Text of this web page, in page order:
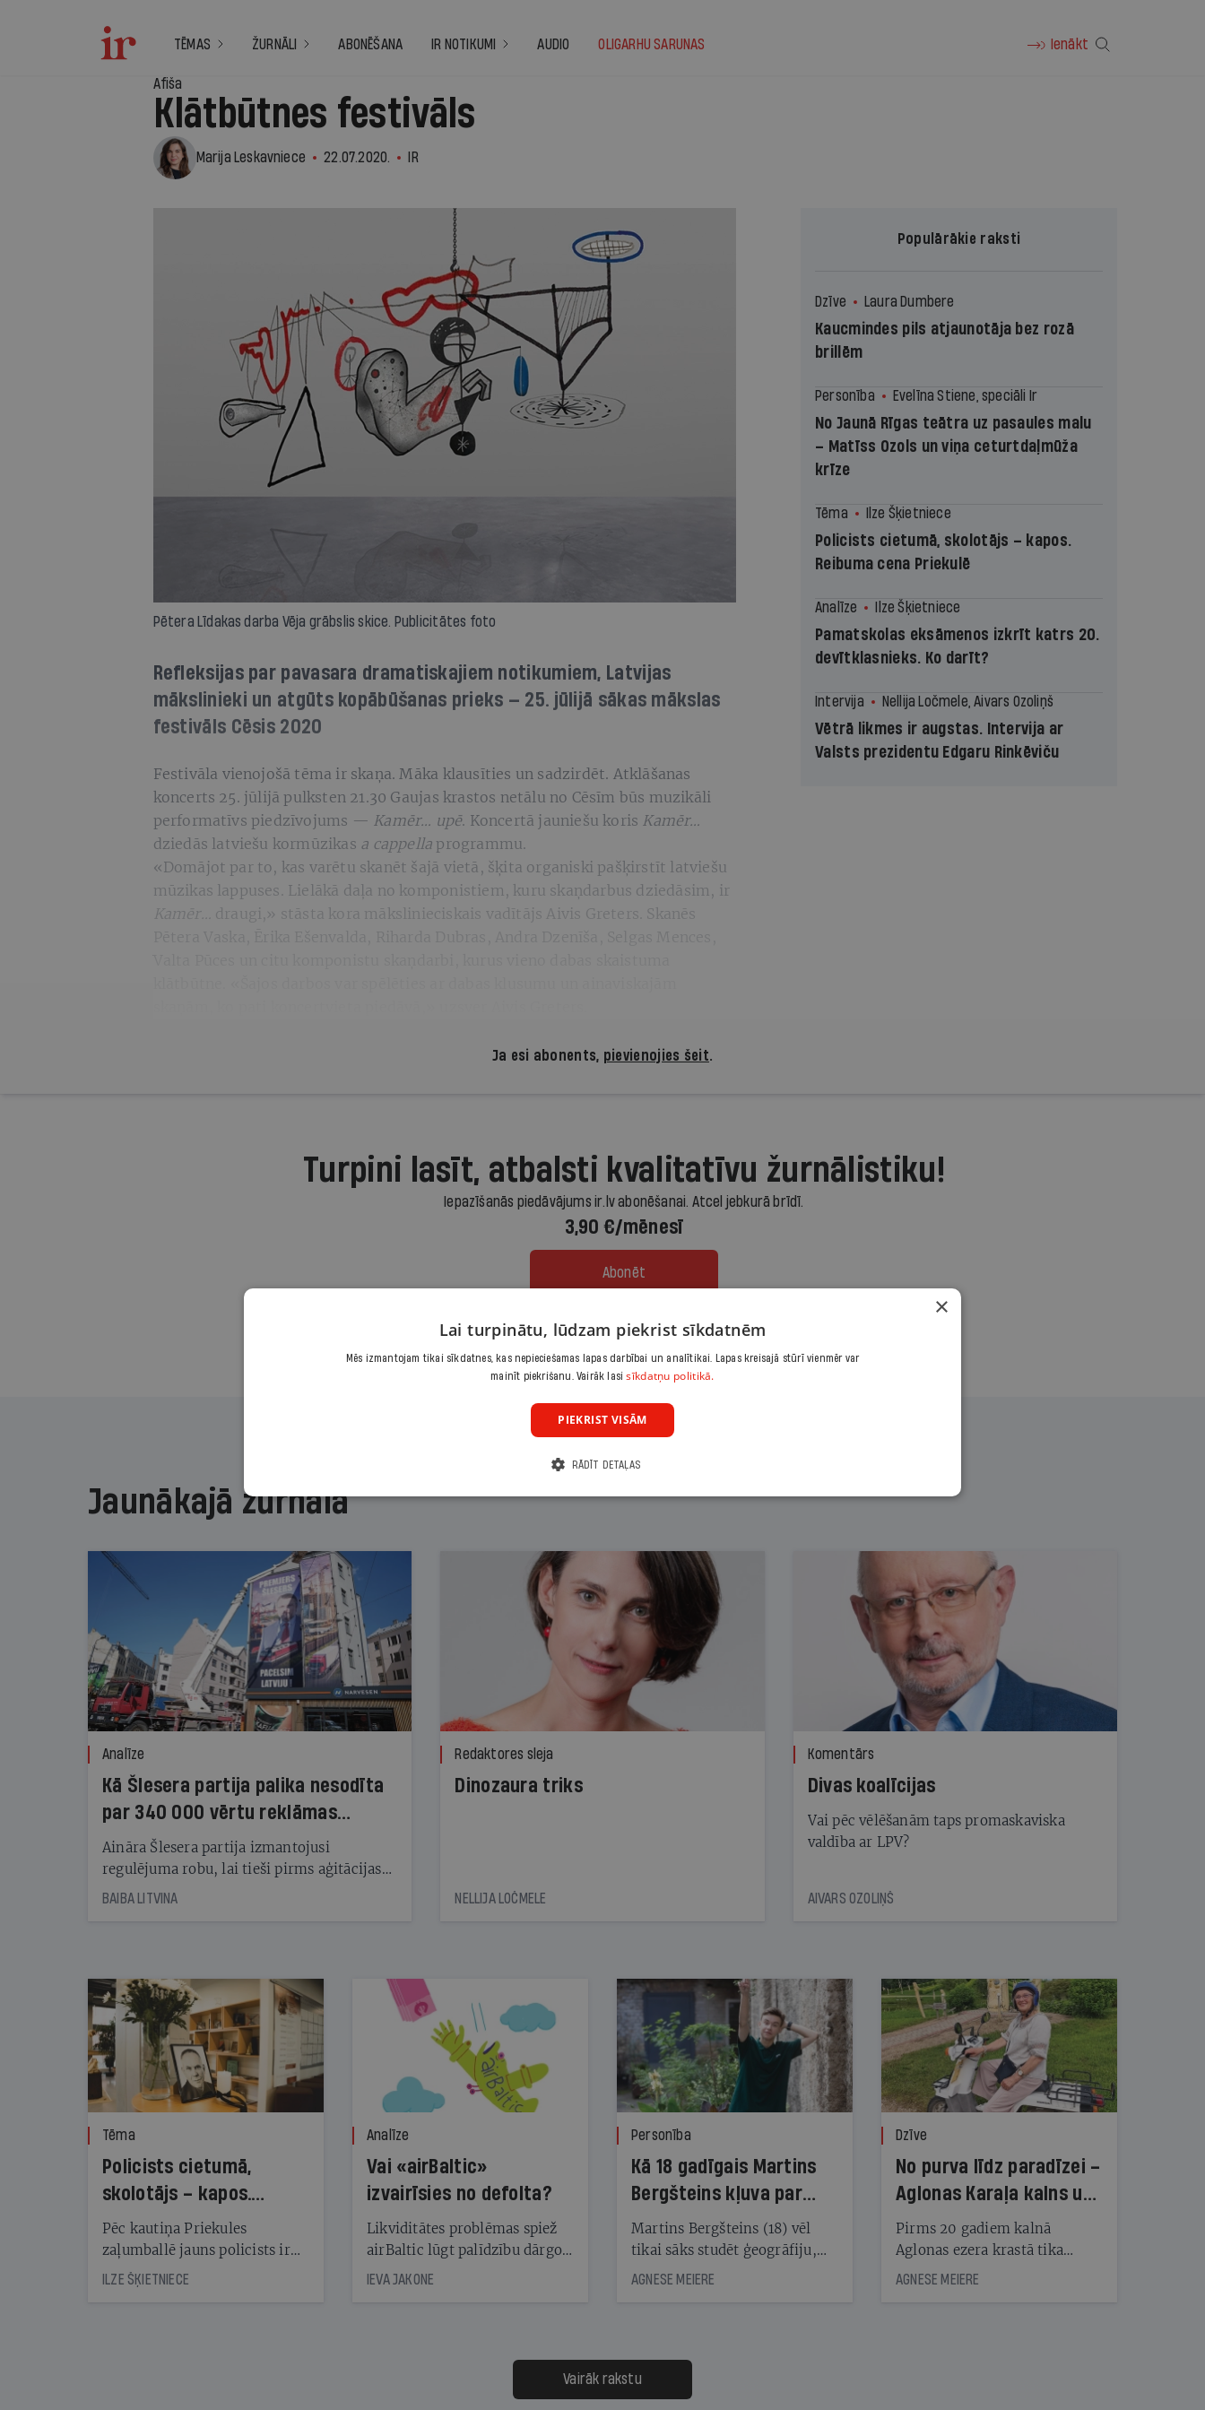
TĒMAS ŽURNĀLI ABONĒŠANA IR NOTIKUMI AUDIO OLIGARHU SARUNAS Ienākt
Afiša
Klātbūtnes festivāls
Marija Leskavniece 22.07.2020. IR
Pētera Līdakas darba Vēja grābslis skice. Publicitātes foto
Refleksijas par pavasara dramatiskajiem notikumiem, Latvijas
mākslinieki un atgūts kopābūšanas prieks — 25. jūlijā sākas mākslas
festivāls Cēsis 2020
Festivāla vienojošā tēma ir skaņa. Māka klausīties un sadzirdēt. Atklāšanas
koncerts 25. jūlijā pulksten 21.30 Gaujas krastos netālu no Cēsīm būs muzikāli
performatīvs piedzīvojums — Kamēr… upē. Koncertā jauniešu koris Kamēr…
dziedās latviešu kormūzikas a cappella programmu.
«Domājot par to, kas varētu skanēt šajā vietā, šķita organiski pašķirstīt latviešu
mūzikas lappuses. Lielākā daļa no komponistiem, kuru skaņdarbus dziedāsim, ir
Kamēr…
draugi,» stāsta kora mākslinieciskais vadītājs Aivis Greters. Skanēs
Populārākie raksti
Dzīve Laura Dumbere
Kaucmindes pils atjaunotāja bez rozā
brillēm
Personība Evelīna Stiene, speciāli Ir
No Jaunā Rīgas teātra uz pasaules malu
– Matīss Ozols un viņa ceturtdaļmūža
krīze
Tēma Ilze Šķietniece
Policists cietumā, skolotājs – kapos.
Reibuma cena Priekulē
Analīze Ilze Šķietniece
Pamatskolas eksāmenos izkrīt katrs 20.
devītklasnieks. Ko darīt?
Intervija Nellija Ločmele, Aivars Ozoliņš
Vētrā likmes ir augstas. Intervija ar
Valsts prezidentu Edgaru Rinkēviču
Ja esi abonents, pievienojies šeit.
Turpini lasīt, atbalsti kvalitatīvu žurnālistiku!
Iepazīšanās piedāvājums ir.lv abonēšanai. Atcel jebkurā brīdī.
3,90 €/mēnesī
Abonēt
Citas abonēšanas iespējas meklē šeit
Jaunākajā žurnālā
Analīze
Kā Šlesera partija palika nesodīta
par 340 000 vērtu reklāmas
kampaņu
Aināra Šlesera partija izmantojusi
regulējuma robu, lai tieši pirms aģitācijas
starta izreklamētos par summu, kas
BAIBA LITVINA
Redaktores sleja
Dinozaura triks
NELLIJA LOČMELE
Komentārs
Divas koalīcijas
Vai pēc vēlēšanām taps promaskaviska
valdība ar LPV?
AIVARS OZOLIŅŠ
Tēma
Policists cietumā,
skolotājs – kapos.
Reibuma cena Priekulē
Pēc kautiņa Priekules
zaļumballē jauns policists ir
nonācis cietumā, bet
cienījams pedagogs — kapos.
ILZE ŠĶIETNIECE
Analīze
Vai «airBaltic»
izvairīsies no defolta?
Likviditātes problēmas spiež
airBaltic lūgt palīdzību dārgo
obligāciju turētājiem, taču
samaksāt augstos procentus,
kas jāpārskaita jau trīs dienas
pirms nākamās sapulces
IEVA JAKONE
Personība
Kā 18 gadīgais Martins
Bergšteins kļuva par
laika ziņu seju?
Martins Bergšteins (18) vēl
tikai sāks studēt ģeogrāfiju,
bet viņa sacītajam jau uzticas
uzcītīga darba, mammas
atbalsts un drosme turpināt
meteovērojumus arī tad, kad
AGNESE MEIERE
Dzīve
No purva līdz paradīzei –
Aglonas Karaļa kalns un
tā radītāji
Pirms 20 gadiem kalnā
Aglonas ezera krastā tika
uzstādītas pirmās koka
AGNESE MEIERE
Vairāk rakstu
×
Lai turpinātu, lūdzam piekrist sīkdatnēm
Mēs izmantojam tikai sīkdatnes, kas nepieciešamas lapas darbībai un analītikai. Lapas kreisajā stūrī vienmēr var
mainīt piekrišanu. Vairāk lasisīkdatņu politikā.
PIEKRIST VISĀM
RĀDĪT DETAĻAS